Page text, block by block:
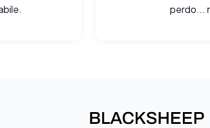
perdo...